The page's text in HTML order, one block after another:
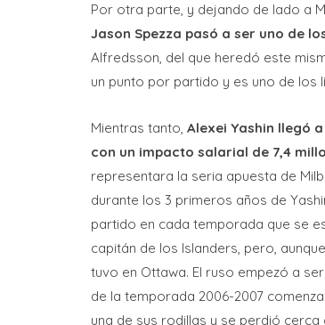
Por otra parte, y dejando de lado a
Jason Spezza pasó a ser uno de
Alfredsson, del que heredó este
un punto por partido y es uno de los
Mientras tanto, Alexei Yashin llegó
con un impacto salarial de 7,4
representara la seria apuesta de
durante los 3 primeros años de
partido en cada temporada que se
capitán de los Islanders, pero,
tuvo en Ottawa. El ruso empezó a
de la temporada 2006-2007
una de sus rodillas y se perdió